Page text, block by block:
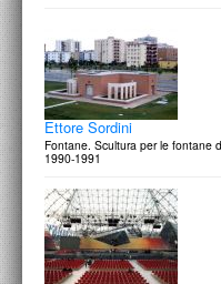
Ettore Sordini
Fontane. Scultura per le fontane
1990-1991